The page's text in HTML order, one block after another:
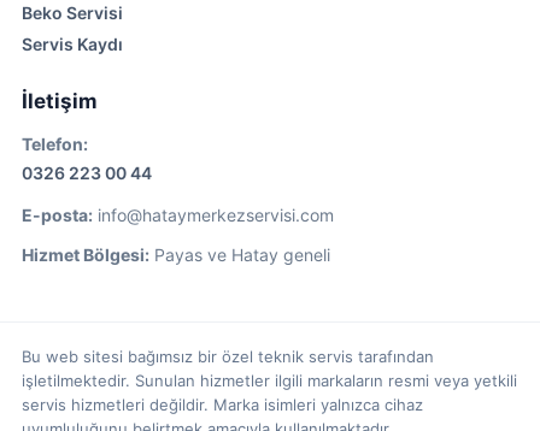
Beko Servisi
Servis Kaydı
İletişim
Telefon:
0326 223 00 44
E-posta: info@hataymerkezservisi.com
Hizmet Bölgesi: Payas ve Hatay geneli
Bu web sitesi bağımsız bir özel teknik servis tarafından
işletilmektedir. Sunulan hizmetler ilgili markaların resmi veya yetkili
servis hizmetleri değildir. Marka isimleri yalnızca cihaz